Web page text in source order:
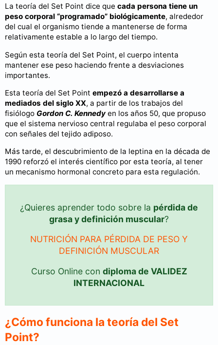
La teoría del Set Point dice que cada persona tiene un
peso corporal “programado” biológicamente, alrededor
del cual el organismo tiende a mantenerse de forma
relativamente estable a lo largo del tiempo.
Según esta teoría del Set Point, el cuerpo intenta
mantener ese peso haciendo frente a desviaciones
importantes.
Esta teoría del Set Point empezó a desarrollarse a
mediados del siglo XX, a partir de los trabajos del
fisiólogo Gordon C. Kennedy en los años 50, que propuso
que el sistema nervioso central regulaba el peso corporal
con señales del tejido adiposo.
Más tarde, el descubrimiento de la leptina en la década de
1990 reforzó el interés científico por esta teoría, al tener
un mecanismo hormonal concreto para esta regulación.
¿Quieres aprender todo sobre la pérdida de
grasa y definición muscular?
NUTRICIÓN PARA PÉRDIDA DE PESO Y
DEFINICIÓN MUSCULAR
Curso Online con diploma de VALIDEZ
INTERNACIONAL
¿Cómo funciona la teoría del Set
Point?